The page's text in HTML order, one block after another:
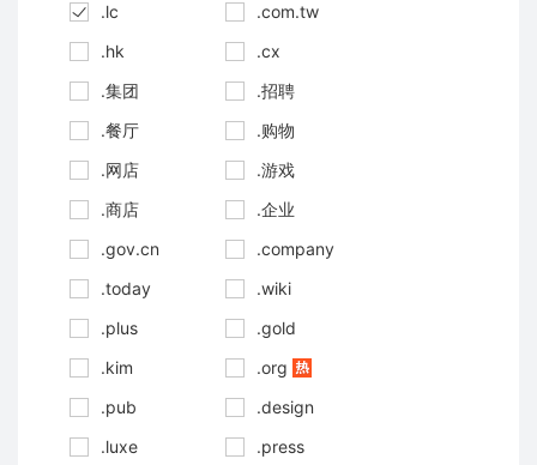
.lc
.com.tw
.hk
.cx
.集团
.招聘
.餐厅
.购物
.网店
.游戏
.商店
.企业
.gov.cn
.company
.today
.wiki
.plus
.gold
.kim
.org
.pub
.design
.luxe
.press